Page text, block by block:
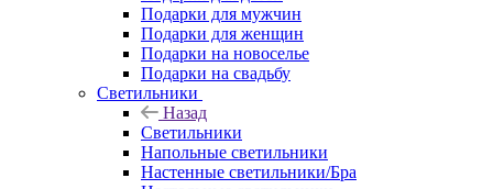
Подарки для мужчин
Подарки для женщин
Подарки на новоселье
Подарки на свадьбу
Светильники
Назад
Светильники
Напольные светильники
Настенные светильники/Бра